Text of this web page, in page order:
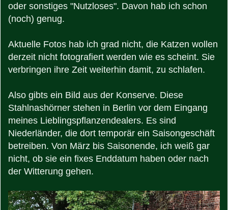
oder sonstiges "Nutzloses". Davon hab ich schon
(noch) genug.
Aktuelle Fotos hab ich grad nicht, die Katzen wollen
derzeit nicht fotografiert werden wie es scheint. Sie
verbringen ihre Zeit weiterhin damit, zu schlafen.
Also gibts ein Bild aus der Konserve. Diese
Stahlnashörner stehen in Berlin vor dem Eingang
meines Lieblingspflanzendealers. Es sind
Niederländer, die dort temporär ein Saisongeschäft
betreiben. Von März bis Saisonende, ich weiß gar
nicht, ob sie ein fixes Enddatum haben oder nach
der Witterung gehen.